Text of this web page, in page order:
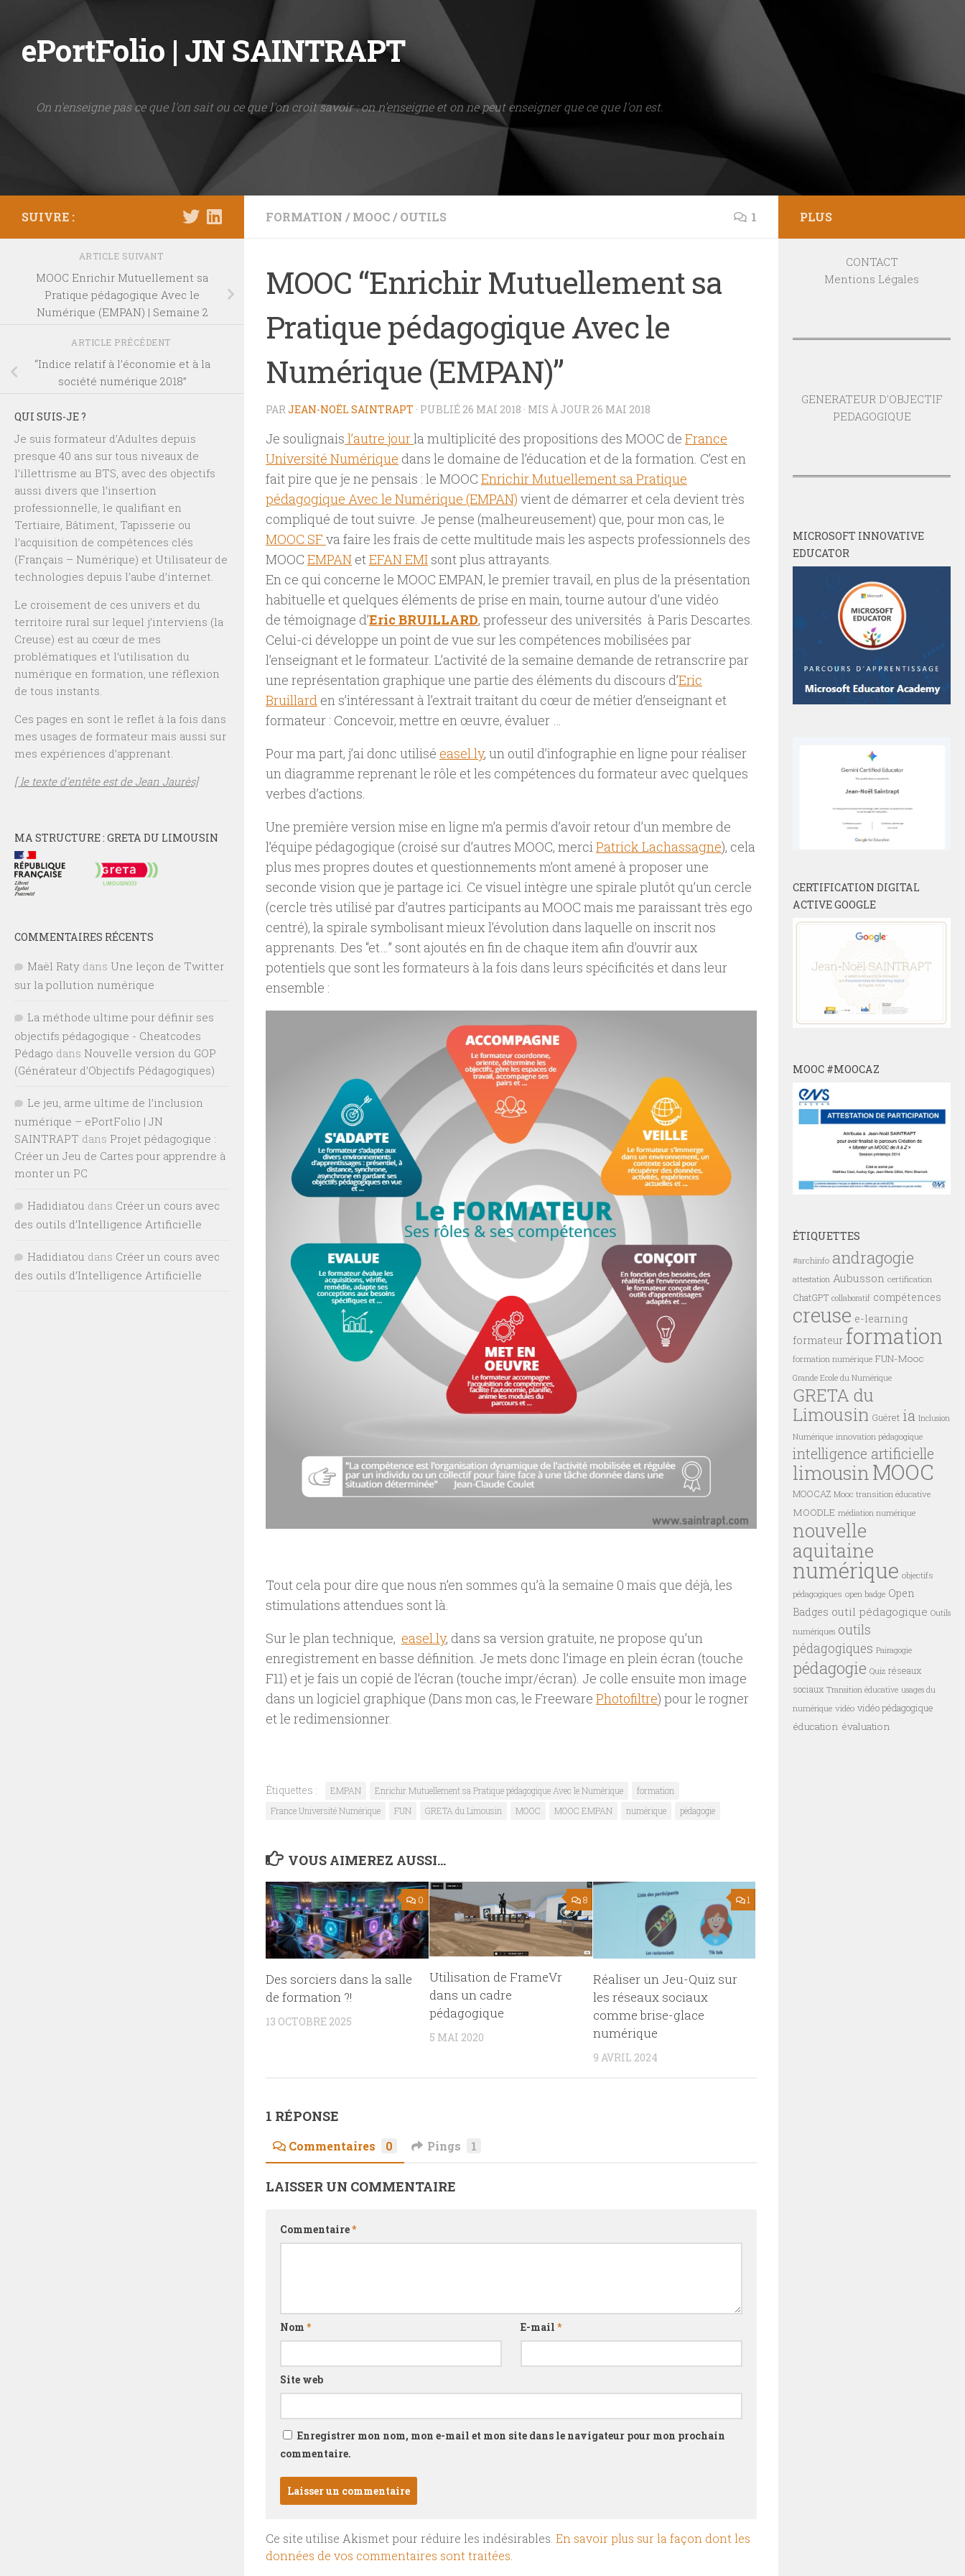
Skip to content
ePortFolio | JN SAINTRAPT
On n'enseigne pas ce que l'on sait ou ce que l'on croit savoir : on n'enseigne et on ne peut enseigner que ce que l'on est.
FORMATION / MOOC/ OUTILS 1
MOOC “Enrichir Mutuellement sa
Pratique pédagogique Avec le
Numérique (EMPAN)”
PARJEAN-NOËL SAINTRAPT · PUBLIÉ 26 MAI 2018 · MIS À JOUR 26 MAI 2018
Je soulignais l’autre jourla multiplicité des propositions des MOOC de France
Université Numérique dans le domaine de l’éducation et de la formation. C’est en
fait pire que je ne pensais : le MOOC Enrichir Mutuellement sa Pratique
pédagogique Avec le Numérique (EMPAN) vient de démarrer et cela devient très
compliqué de tout suivre. Je pense (malheureusement) que, pour mon cas, le
MOOC SF va faire les frais de cette multitude mais les aspects professionnels des
MOOC EMPAN etEFAN EMI sont plus attrayants.
En ce qui concerne le MOOC EMPAN, le premier travail, en plus de la présentation
habituelle et quelques éléments de prise en main, tourne autour d’une vidéo
de témoignage d’Eric BRUILLARD, professeur des universités à Paris Descartes.
Celui-ci développe un point de vue sur les compétences mobilisées par
l’enseignant et le formateur. L’activité de la semaine demande de retranscrire par
une représentation graphique une partie des éléments du discours d’Eric
Bruillard en s’intéressant à l’extrait traitant du cœur de métier d’enseignant et
formateur : Concevoir, mettre en œuvre, évaluer …
Pour ma part, j’ai donc utilisé easel.ly, un outil d’infographie en ligne pour réaliser
un diagramme reprenant le rôle et les compétences du formateur avec quelques
verbes d’actions.
Une première version mise en ligne m’a permis d’avoir retour d’un membre de
l’équipe pédagogique (croisé sur d’autres MOOC, merciPatrick Lachassagne), cela
plus mes propres doutes et questionnements m’ont amené à proposer une
seconde vision que je partage ici. Ce visuel intègre une spirale plutôt qu’un cercle
(cercle très utilisé par d’autres participants au MOOC mais me paraissant très ego
centré), la spirale symbolisant mieux l’évolution dans laquelle on inscrit nos
apprenants. Des “et…” sont ajoutés en fin de chaque item afin d’ouvrir aux
potentiels que sont les formateurs à la fois dans leurs spécificités et dans leur
ensemble :
Tout cela pour dire que nous n’en sommes qu’à la semaine 0 mais que déjà, les
stimulations attendues sont là.
Sur le plan technique, easel.ly, dans sa version gratuite, ne propose qu’un
enregistrement en basse définition. Je mets donc l’image en plein écran (touche
F11) et je fais un copié de l’écran (touche impr/écran). Je colle ensuite mon image
dans un logiciel graphique (Dans mon cas, le Freeware Photofiltre) pour le rogner
et le redimensionner.
Étiquettes : EMPAN Enrichir Mutuellement sa Pratique pédagogique Avec le Numérique
formation
France Université Numérique
FUN GRETA du Limousin MOOC MOOC EMPAN numérique pédagogie
VOUS AIMEREZ AUSSI...
0
Des sorciers dans la salle
de formation ?!
13 OCTOBRE 2025
8
Utilisation de FrameVr
dans un cadre
pédagogique
5 MAI 2020
1
Réaliser un Jeu-Quiz sur
les réseaux sociaux
comme brise-glace
numérique
9 AVRIL 2024
1 RÉPONSE
Commentaires 0 Pings 1
LAISSER UN COMMENTAIRE
Commentaire*
Nom * E-mail *
Site web
Enregistrer mon nom, mon e-mail et mon site dans le navigateur pour mon prochain
commentaire.
Ce site utilise Akismet pour réduire les indésirables. En savoir plus sur la façon dont les
données de vos commentaires sont traitées
SUIVRE :
ARTICLE SUIVANT
MOOC Enrichir Mutuellement sa
Pratique pédagogique Avec le
Numérique (EMPAN) | Semaine 2
ARTICLE PRÉCÉDENT
“Indice relatif à l’économie et à la
société numérique 2018”
QUI SUIS-JE ?
Je suis formateur d’Adultes depuis
presque 40 ans sur tous niveaux de
l’illettrisme au BTS, avec des objectifs
aussi divers que l’insertion
professionnelle, le qualifiant en
Tertiaire, Bâtiment, Tapisserie ou
l’acquisition de compétences clés
(Français – Numérique) et Utilisateur de
technologies depuis l’aube d’internet.
Le croisement de ces univers et du
territoire rural sur lequel j’interviens (la
Creuse) est au cœur de mes
problématiques et l’utilisation du
numérique en formation, une réflexion
de tous instants.
Ces pages en sont le reflet à la fois dans
mes usages de formateur mais aussi sur
mes expériences d’apprenant.
[ le texte d’entête est de Jean Jaurès]
MA STRUCTURE : GRETA DU LIMOUSIN
COMMENTAIRES RÉCENTS
Maël Raty dans Une leçon de Twitter
sur la pollution numérique
La méthode ultime pour définir ses
objectifs pédagogique - Cheatcodes
Pédago dans Nouvelle version du GOP
(Générateur d’Objectifs Pédagogiques)
Le jeu, arme ultime de l’inclusion
numérique – ePortFolio | JN
SAINTRAPT dans Projet pédagogique :
Créer un Jeu de Cartes pour apprendre à
monter un PC
Hadidiatou dans Créer un cours avec
des outils d’Intelligence Artificielle
Hadidiatou dans Créer un cours avec
des outils d’Intelligence Artificielle
PLUS
CONTACT
Mentions Légales
GENERATEUR D'OBJECTIF
PEDAGOGIQUE
MICROSOFT INNOVATIVE
EDUCATOR
CERTIFICATION DIGITAL
ACTIVE GOOGLE
MOOC #MOOCAZ
ÉTIQUETTES
#archinfo andragogie
attestation Aubusson certification
ChatGPT collaboratif compétences
creuse e-learning
formateur formation
formation numérique FUN-Mooc
Grande Ecole du Numérique
GRETA du
Limousin Guéret ia Inclusion
Numérique innovation pédagogique
intelligence artificielle
limousin MOOC
MOOCAZ Mooc transition éducative
MOODLE médiation numérique
nouvelle
aquitaine
numérique objectifs
pédagogiques open badge Open
Badges outil pédagogique Outils
numériques outils
pédagogiques Pairagogie
pédagogie Quiz réseaux
sociaux Transition éducative usages du
numérique vidéo vidéo pédagogique
éducation évaluation